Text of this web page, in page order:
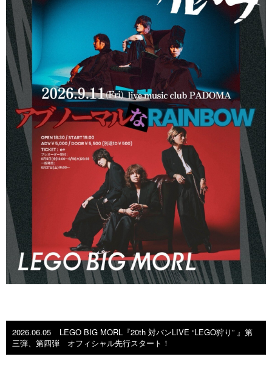
2026.06.05
LEGO BIG MORL『20th 対バンLIVE “LEGO狩り” 』第
三弾、第四弾 オフィシャル先行スタート！